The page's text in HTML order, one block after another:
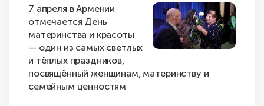
7 апреля в Армении
отмечается День
материнства и красоты
— один из самых светлых
и тёплых праздников,
посвящённый женщинам, материнству и
семейным ценностям